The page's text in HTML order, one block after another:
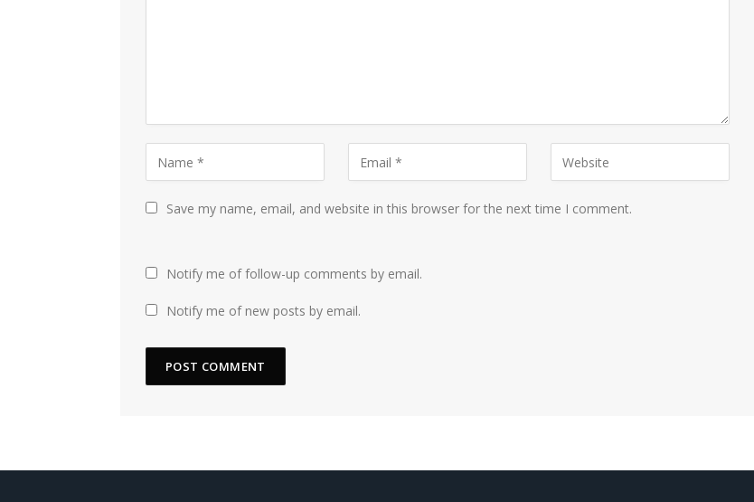
Save my name, email, and website in this browser for the next time I comment.
Notify me of follow-up comments by email.
Notify me of new posts by email.